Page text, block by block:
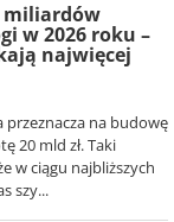
miliardów
w 2026 roku –
najwięcej
przeznacza na budowę
20 mld zł. Taki
w ciągu najbliższych
szy...